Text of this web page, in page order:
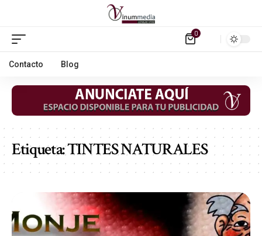
0
Contacto Blog
Etiqueta:TINTES NATURALES